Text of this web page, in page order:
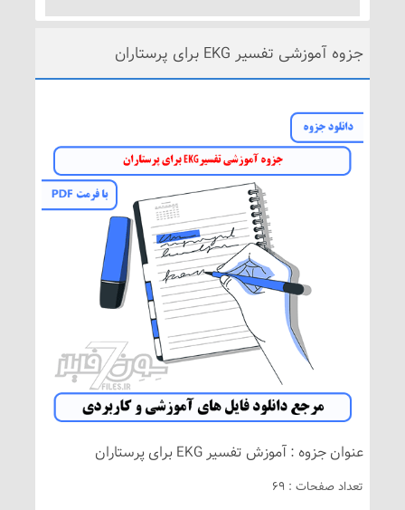
جزوه آموزشی تفسیر EKG برای پرستاران
عنوان جزوه : آموزش تفسیر EKG برای پرستاران
تعداد صفحات : 69